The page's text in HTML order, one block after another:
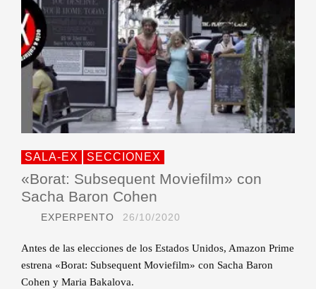
SALA-EX SECCIONEX
«Borat: Subsequent Moviefilm» con
Sacha Baron Cohen
EXPERPENTO 26/10/2020
Antes de las elecciones de los Estados Unidos, Amazon Prime
estrena «Borat: Subsequent Moviefilm» con Sacha Baron
Cohen y Maria Bakalova.